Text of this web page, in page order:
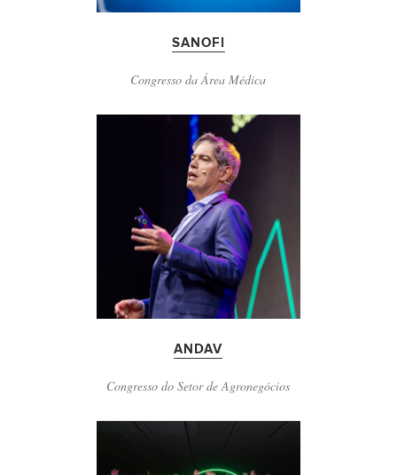
SANOFI
Congresso da Área Médica
ANDAV
Congresso do Setor de Agronegócios